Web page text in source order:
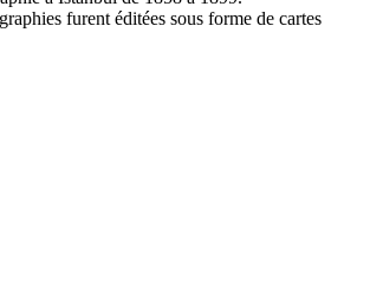
furent éditées sous forme de cartes